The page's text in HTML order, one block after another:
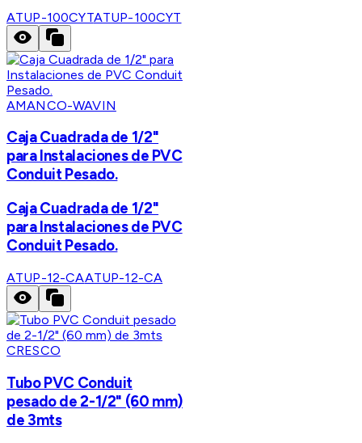
ATUP-100CYTATUP-100CYT
AMANCO-WAVIN
Caja Cuadrada de 1/2"
para Instalaciones de PVC
Conduit Pesado.
Caja Cuadrada de 1/2"
para Instalaciones de PVC
Conduit Pesado.
ATUP-12-CAATUP-12-CA
CRESCO
Tubo PVC Conduit
pesado de 2-1/2" (60 mm)
de 3mts